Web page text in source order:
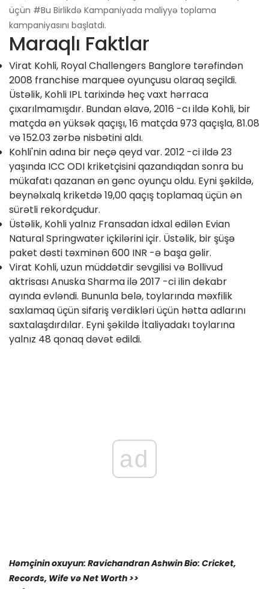
üçün #Bu Birlikdə Kampaniyada maliyyə toplama
kampaniyasını başlatdı.
Maraqlı Faktlar
Virat Kohli, Royal Challengers Banglore tərəfindən
2008 franchise marquee oyunçusu olaraq seçildi.
Üstəlik, Kohli IPL tarixində heç vaxt hərraca
çıxarılmamışdır. Bundan əlavə, 2016 -cı ildə Kohli, bir
matçda ən yüksək qaçışı, 16 matçda 973 qaçışla, 81.08
və 152.03 zərbə nisbətini aldı.
Kohli'nin adına bir neçə qeyd var. 2012 -ci ildə 23
yaşında ICC ODI kriketçisini qazandıqdan sonra bu
mükafatı qazanan ən gənc oyunçu oldu. Eyni şəkildə,
beynəlxalq kriketdə 19,00 qaçış toplamaq üçün ən
sürətli rekordçudur.
Üstəlik, Kohli yalnız Fransadan idxal edilən Evian
Natural Springwater içkilərini içir. Üstəlik, bir şüşə
paket dəsti təxminən 600 INR -ə başa gəlir.
Virat Kohli, uzun müddətdir sevgilisi və Bollivud
aktrisası Anuska Sharma ilə 2017 -ci ilin dekabr
ayında evləndi. Bununla belə, toylarında məxfilik
saxlamaq üçün sifariş verdikləri üçün hətta adlarını
saxtalaşdırdılar. Eyni şəkildə İtaliyadakı toylarına
yalnız 48 qonaq dəvət edildi.
ad
Həmçinin oxuyun: Ravichandran Ashwin Bio: Cricket,
Records, Wife və Net Worth >>